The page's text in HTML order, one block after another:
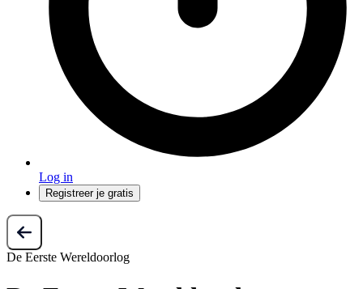
Log in
Registreer je gratis
De Eerste Wereldoorlog